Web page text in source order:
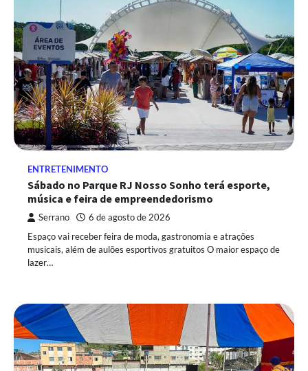
ENTRETENIMENTO
Sábado no Parque RJ Nosso Sonho terá esporte,
música e feira de empreendedorismo
Serrano 6 de agosto de 2026
Espaço vai receber feira de moda, gastronomia e atrações
musicais, além de aulões esportivos gratuitos O maior espaço de
lazer…